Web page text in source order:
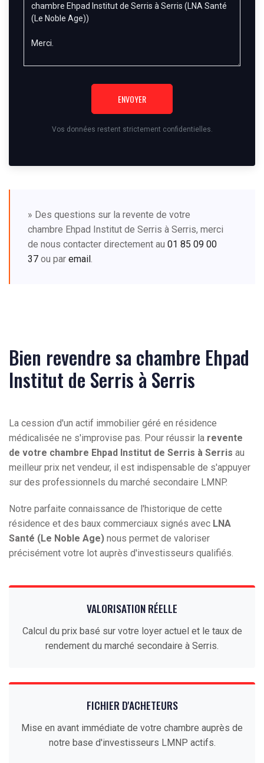
ENVOYER
Vos données restent strictement confidentielles.
» Des questions sur la revente de votre
chambre Ehpad Institut de Serris à Serris, merci
de nous contacter directement au 01 85 09 00
37 ou par email.
Bien revendre sa chambre Ehpad
Institut de Serris à Serris
La cession d'un actif immobilier géré en résidence
médicalisée ne s'improvise pas. Pour réussir la revente
de votre chambre Ehpad Institut de Serris à Serris au
meilleur prix net vendeur, il est indispensable de s'appuyer
sur des professionnels du marché secondaire LMNP.
Notre parfaite connaissance de l'historique de cette
résidence et des baux commerciaux signés avec LNA
Santé (Le Noble Age) nous permet de valoriser
précisément votre lot auprès d'investisseurs qualifiés.
VALORISATION RÉELLE
Calcul du prix basé sur votre loyer actuel et le taux de
rendement du marché secondaire à Serris.
FICHIER D'ACHETEURS
Mise en avant immédiate de votre chambre auprès de
notre base d'investisseurs LMNP actifs.